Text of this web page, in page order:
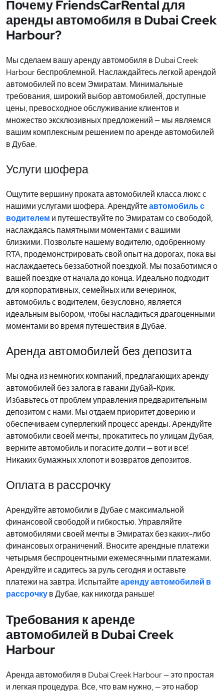
Почему FriendsCarRental для
аренды автомобиля в Dubai Creek
Harbour?
Мы сделаем вашу аренду автомобиля в Dubai Creek
Harbour беспроблемной. Наслаждайтесь легкой арендой
автомобилей по всем Эмиратам. Минимальные
требования, широкий выбор автомобилей, доступные
цены, превосходное обслуживание клиентов и
множество эксклюзивных предложений — мы являемся
вашим комплексным решением по аренде автомобилей
в Дубае.
Услуги шофера
Ощутите вершину проката автомобилей класса люкс с
нашими услугами шофера. Арендуйтеавтомобиль с
водителем и путешествуйте по Эмиратам со свободой,
наслаждаясь памятными моментами с вашими
близкими. Позвольте нашему водителю, одобренному
RTA, продемонстрировать свой опыт на дорогах, пока вы
наслаждаетесь беззаботной поездкой. Мы позаботимся о
вашей поездке от начала до конца. Идеально подходит
для корпоративных, семейных или вечеринок,
автомобиль с водителем, безусловно, является
идеальным выбором, чтобы насладиться драгоценными
моментами во время путешествия в Дубае.
Аренда автомобилей без депозита
Мы одна из немногих компаний, предлагающих аренду
автомобилей без залога в гавани Дубай-Крик.
Избавьтесь от проблем управления предварительным
депозитом с нами. Мы отдаем приоритет доверию и
обеспечиваем суперлегкий процесс аренды. Арендуйте
автомобили своей мечты, прокатитесь по улицам Дубая,
верните автомобиль и погасите долги — вот и все!
Никаких бумажных хлопот и возвратов депозитов.
Оплата в рассрочку
Арендуйте автомобили в Дубае с максимальной
финансовой свободой и гибкостью. Управляйте
автомобилями своей мечты в Эмиратах без каких-либо
финансовых ограничений. Вносите арендные платежи
четырьмя беспроцентными ежемесячными платежами.
Арендуйте и садитесь за руль сегодня и оставьте
платежи на завтра. Испытайтеаренду автомобилей в
рассрочкув Дубае, как никогда раньше!
Требования к аренде
автомобилей в Dubai Creek
Harbour
Аренда автомобиля в Dubai Creek Harbour — это простая
и легкая процедура. Все, что вам нужно, — это набор